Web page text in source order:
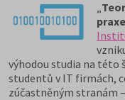
„
praxe
výhodou studia na této
studentů v IT firmách,
zúčastněným stranám